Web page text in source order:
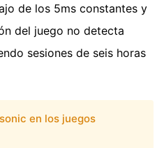
de los 5ms constantes y
del juego no detecta
sesiones de seis horas
en los juegos